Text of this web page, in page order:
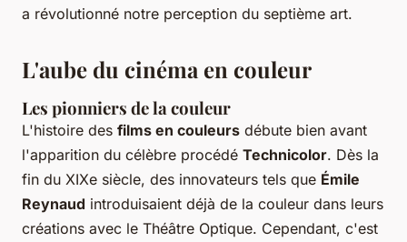
a révolutionné notre perception du septième art.
L'aube du cinéma en couleur
Les pionniers de la couleur
L'histoire des films en couleurs débute bien avant
l'apparition du célèbre procédé Technicolor. Dès la
fin du XIXe siècle, des innovateurs tels que Émile
Reynaud introduisaient déjà de la couleur dans leurs
créations avec le Théâtre Optique. Cependant, c'est